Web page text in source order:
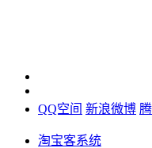
QQ空间 新浪微博
淘宝客系统